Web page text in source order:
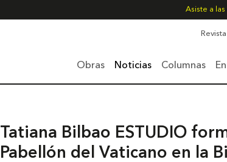
Asiste a
Revista
Obras Noticias Columnas
Tatiana Bilbao ESTUDIO
Pabellón del Vaticano en la